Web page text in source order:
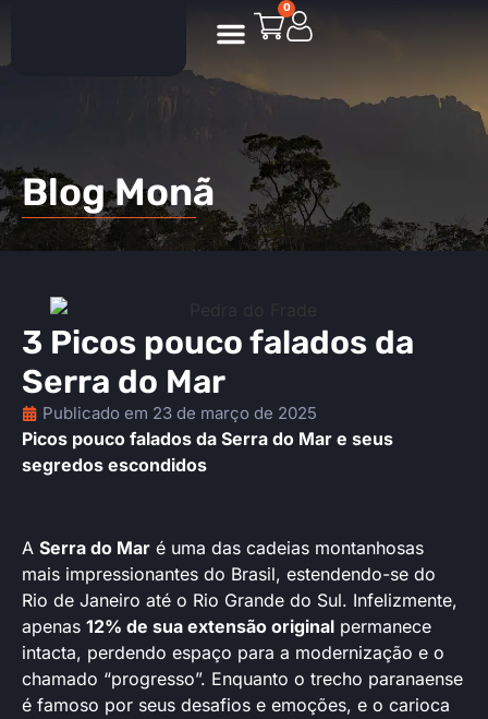
0
Blog Monã
3 Picos pouco falados da
Serra do Mar
Publicado em 23 de março de 2025
Picos pouco falados da Serra do Mar e seus
segredos escondidos
A Serra do Mar é uma das cadeias montanhosas
mais impressionantes do Brasil, estendendo-se do
Rio de Janeiro até o Rio Grande do Sul. Infelizmente,
apenas 12% de sua extensão original permanece
intacta, perdendo espaço para a modernização e o
chamado “progresso”. Enquanto o trecho paranaense
é famoso por seus desafios e emoções, e o carioca